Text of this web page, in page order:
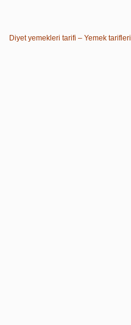
Diyet yemekleri tarifi – Yemek tarifleri